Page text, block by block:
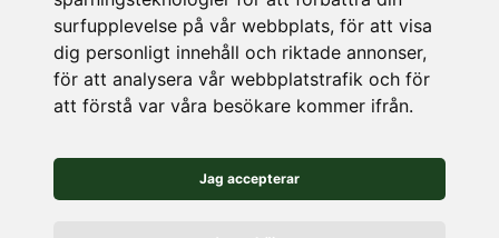
surfupplevelse på vår webbplats, för att visa
dig personligt innehåll och riktade annonser,
för att analysera vår webbplatstrafik och för
att förstå var våra besökare kommer ifrån.
Jag accepterar
Köpetorpsgatan 8
582 78 Linköping